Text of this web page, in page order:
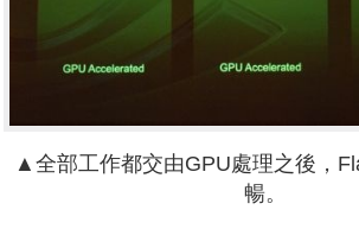
▲全部工作都交由GPU處理之後，
暢。